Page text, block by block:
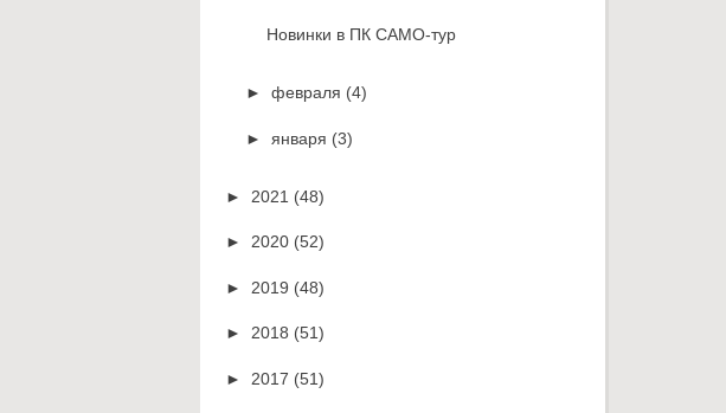
Новинки в ПК САМО-тур
► февраля (4)
► января (3)
► 2021 (48)
► 2020 (52)
► 2019 (48)
► 2018 (51)
► 2017 (51)